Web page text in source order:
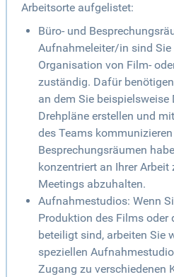
Arbeitsorte aufgelistet:
Büro- und
Aufnahmeleiter/in sind
Organisation von Film-
zuständig. Dafür
an dem Sie beispielsweise
Drehpläne erstellen und
des Teams
Besprechungsräumen
konzentriert an Ihrer Arbeit
Meetings abzuhalten.
Aufnahmestudios: Wenn
Produktion des Films oder
beteiligt sind, arbeiten Sie
speziellen
Zugang zu verschiedenen